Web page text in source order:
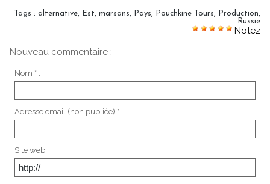
Tags : alternative, Est, marsans, Pays, Pouchkine Tours, Production,
Russie
Notez
Nouveau commentaire :
Nom * :
Adresse email (non publiée) * :
Site web :